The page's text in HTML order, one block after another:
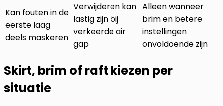
Kan fouten in de
eerste laag
deels maskeren
Verwijderen kan
lastig zijn bij
verkeerde air
gap
Alleen wanneer
brim en betere
instellingen
onvoldoende zijn
Skirt, brim of raft kiezen per
situatie